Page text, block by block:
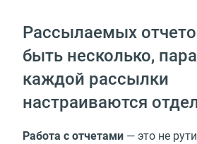
Рассылаемых
быть несколько,
каждой рассылки
настраиваются
Работа с отчетами — это не